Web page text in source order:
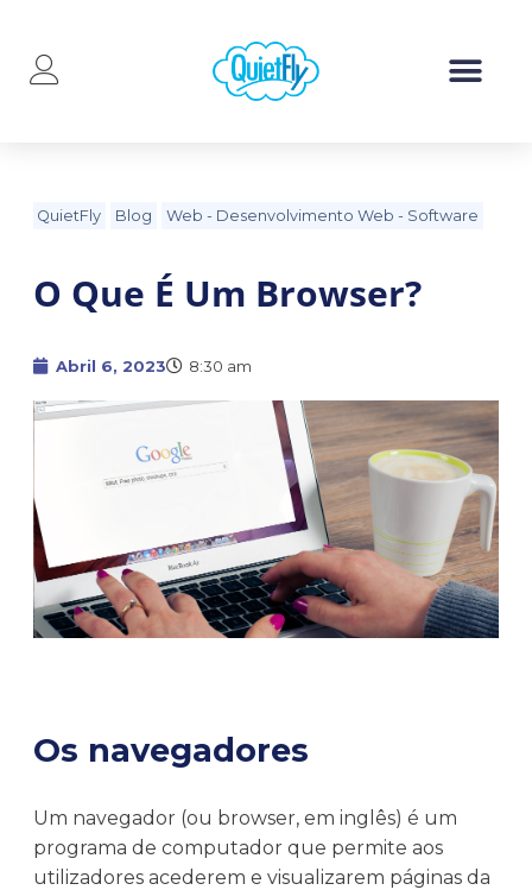
QuietFly Blog Web - Desenvolvimento Web - Software
O Que É Um Browser?
Abril 6, 2023 8:30 am
Os navegadores
Um navegador (ou browser, em inglês) é um
programa de computador que permite aos
utilizadores acederem e visualizarem páginas da